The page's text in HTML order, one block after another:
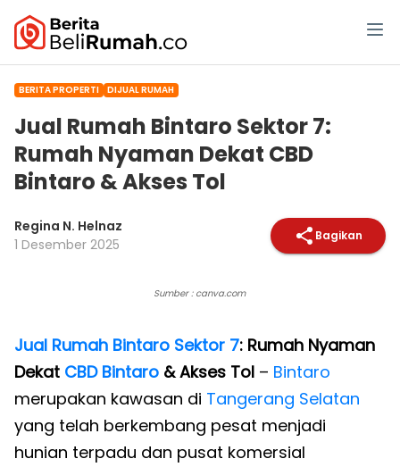
BERITA PROPERTI DIJUAL RUMAH
Jual Rumah Bintaro Sektor 7:
Rumah Nyaman Dekat CBD
Bintaro & Akses Tol
Regina N. Helnaz
1 Desember 2025
Bagikan
Sumber : canva.com
Jual Rumah Bintaro Sektor 7: Rumah Nyaman
Dekat CBD Bintaro & Akses Tol – Bintaro
merupakan kawasan di Tangerang Selatan
yang telah berkembang pesat menjadi
hunian terpadu dan pusat komersial